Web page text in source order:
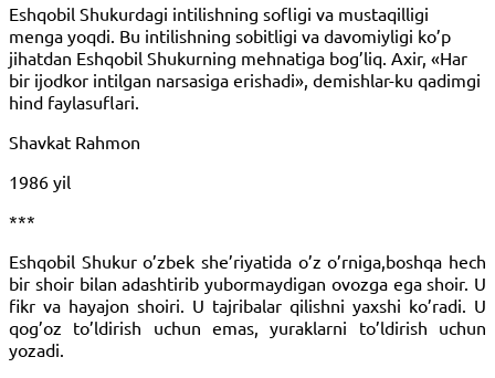
Eshqobil Shukurdagi intilishning sofligi va mustaqilligi
menga yoqdi. Bu intilishning sobitligi va davomiyligi ko’p
jihatdan Eshqobil Shukurning mehnatiga bog’liq. Axir, «Har
bir ijodkor intilgan narsasiga erishadi», demishlar-ku qadimgi
hind faylasuflari.
Shavkat Rahmon
1986 yil
***
Eshqobil Shukur o’zbek she’riyatida o’z o’rniga,boshqa hech
bir shoir bilan adashtirib yubormaydigan ovozga ega shoir. U
fikr va hayajon shoiri. U tajribalar qilishni yaxshi ko’radi. U
qog’oz to’ldirish uchun emas, yuraklarni to’ldirish uchun
yozadi.